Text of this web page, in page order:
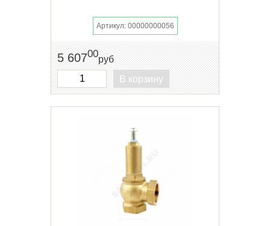
Артикул: 00000000056
5 60700руб
В корзину